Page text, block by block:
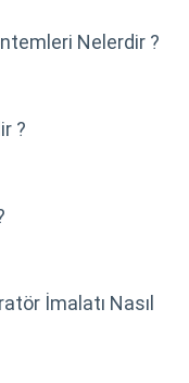
Nelerdir ?
?
İmalatı Nasıl